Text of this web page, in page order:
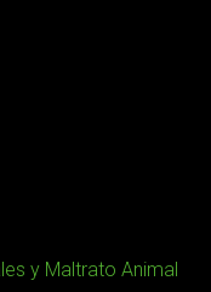
y Maltrato Animal